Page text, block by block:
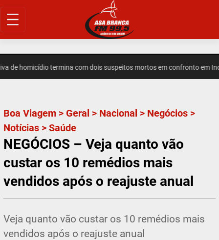
Pular
para
homicídio termina com dois suspeitos mortos em confronto em
Boa Viagem > Geral > Nacional > Negócios >
Notícias >Saúde
NEGÓCIOS – Veja quanto vão
custar os 10 remédios mais
vendidos após o reajuste anual
Veja quanto vão custar os 10 remédios mais
vendidos após o reajuste anual